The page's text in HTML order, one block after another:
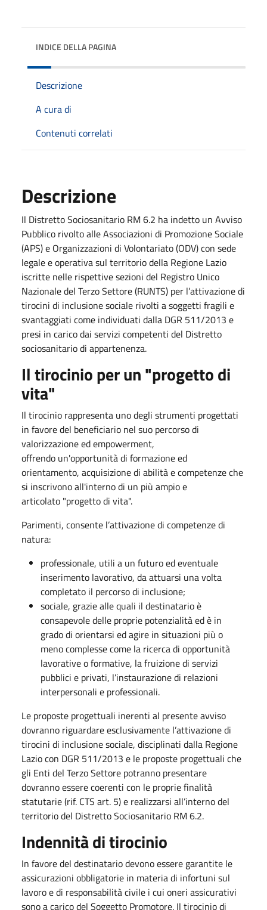
INDICE DELLA PAGINA
Descrizione
A cura di
Contenuti correlati
Descrizione
Il Distretto Sociosanitario RM 6.2 ha indetto un Avviso
Pubblico rivolto alle Associazioni di Promozione Sociale
(APS) e Organizzazioni di Volontariato (ODV) con sede
legale e operativa sul territorio della Regione Lazio
iscritte nelle rispettive sezioni del Registro Unico
Nazionale del Terzo Settore (RUNTS) per l’attivazione di
tirocini di inclusione sociale rivolti a soggetti fragili e
svantaggiati come individuati dalla DGR 511/2013 e
presi in carico dai servizi competenti del Distretto
sociosanitario di appartenenza.
Il tirocinio per un "progetto di
vita"
Il tirocinio rappresenta uno degli strumenti progettati
in favore del beneficiario nel suo percorso di
valorizzazione ed empowerment,
offrendo un'opportunità di formazione ed
orientamento, acquisizione di abilità e competenze che
si inscrivono all'interno di un più ampio e
articolato "progetto di vita".
Parimenti, consente l’attivazione di competenze di
natura:
professionale, utili a un futuro ed eventuale
inserimento lavorativo, da attuarsi una volta
completato il percorso di inclusione;
sociale, grazie alle quali il destinatario è
consapevole delle proprie potenzialità ed è in
grado di orientarsi ed agire in situazioni più o
meno complesse come la ricerca di opportunità
lavorative o formative, la fruizione di servizi
pubblici e privati, l’instaurazione di relazioni
interpersonali e professionali.
Le proposte progettuali inerenti al presente avviso
dovranno riguardare esclusivamente l’attivazione di
tirocini di inclusione sociale, disciplinati dalla Regione
Lazio con DGR 511/2013 e le proposte progettuali che
gli Enti del Terzo Settore potranno presentare
dovranno essere coerenti con le proprie finalità
statutarie (rif. CTS art. 5) e realizzarsi all’interno del
territorio del Distretto Sociosanitario RM 6.2.
Indennità di tirocinio
In favore del destinatario devono essere garantite le
assicurazioni obbligatorie in materia di infortuni sul
lavoro e di responsabilità civile i cui oneri assicurativi
sono a carico del Soggetto Promotore. Il tirocinio di